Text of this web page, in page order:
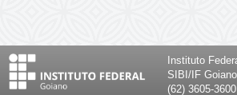
Instituto
SIBI/IF
(62) 3605-3600